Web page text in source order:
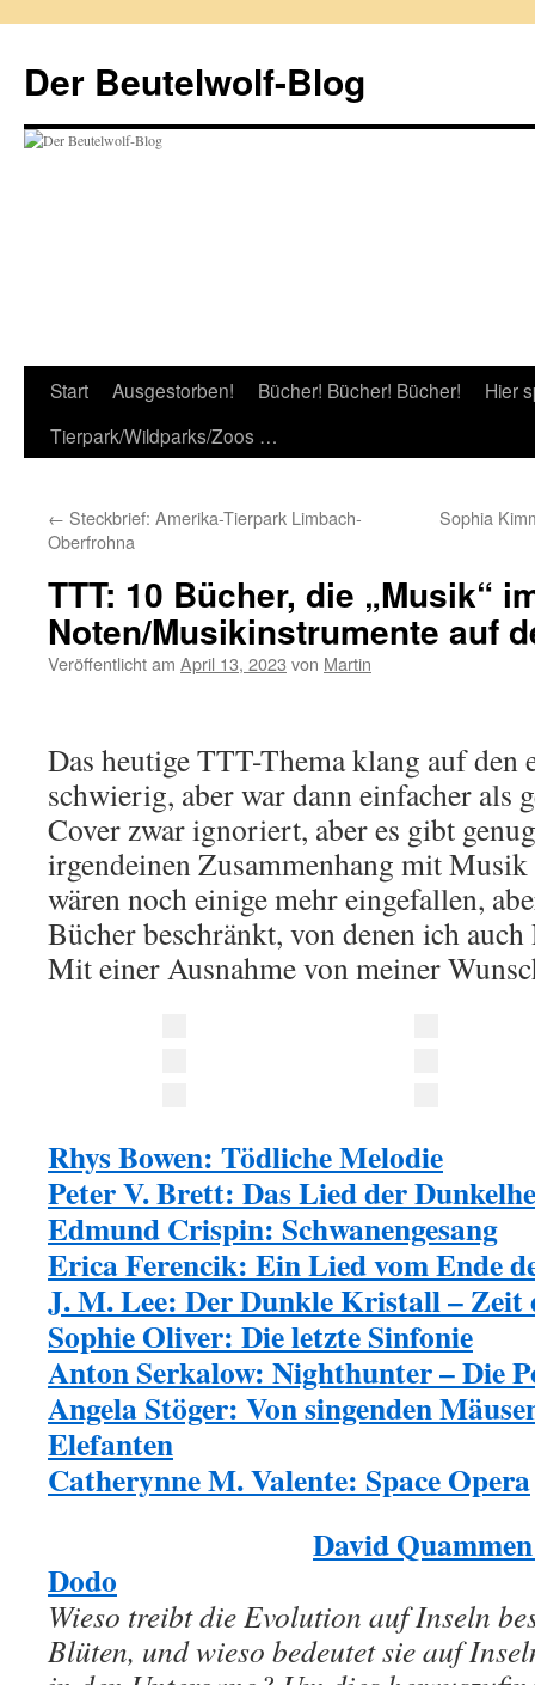
springen
Der Beutelwolf-Blog
Start Ausgestorben! Bücher! Bücher! Bücher!
Hier
Tierpark/Wildparks/Zoos …
← Steckbrief: Amerika-Tierpark Limbach-
Oberfrohna
Sophia
TTT: 10 Bücher, die „Musik“
Noten/Musikinstrumente auf
Veröffentlicht am April 13, 2023 von Martin
Das heutige TTT-Thema klang auf
schwierig, aber war dann einfacher als
Cover zwar ignoriert, aber es gibt
irgendeinen Zusammenhang mit
wären noch einige mehr eingefallen,
Bücher beschränkt, von denen ich auch
Mit einer Ausnahme von meiner
Rhys Bowen: Tödliche Melodie
Peter V. Brett: Das Lied der
Edmund Crispin: Schwanengesang
Erica Ferencik: Ein Lied vom Ende
J. M. Lee: Der Dunkle Kristall – Zeit
Sophie Oliver: Die letzte Sinfonie
Anton Serkalow: Nighthunter – Die
Angela Stöger: Von singenden
Elefanten
Catherynne M. Valente: Space Opera
David
Dodo
Wieso treibt die Evolution auf Inseln
Blüten, und wieso bedeutet sie auf